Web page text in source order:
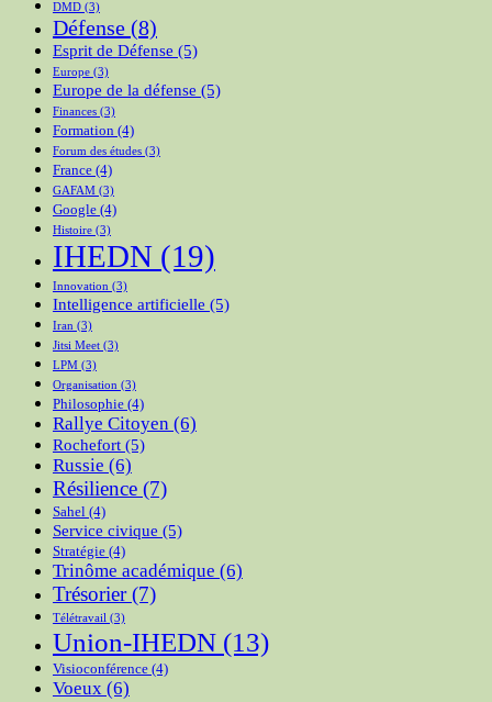
DMD (3)
Défense (8)
Esprit de Défense (5)
Europe (3)
Europe de la défense (5)
Finances (3)
Formation (4)
Forum des études (3)
France (4)
GAFAM (3)
Google (4)
Histoire (3)
IHEDN (19)
Innovation (3)
Intelligence artificielle (5)
Iran (3)
Jitsi Meet (3)
LPM (3)
Organisation (3)
Philosophie (4)
Rallye Citoyen (6)
Rochefort (5)
Russie (6)
Résilience (7)
Sahel (4)
Service civique (5)
Stratégie (4)
Trinôme académique (6)
Trésorier(7)
Télétravail (3)
Union-IHEDN (13)
Visioconférence (4)
Voeux (6)